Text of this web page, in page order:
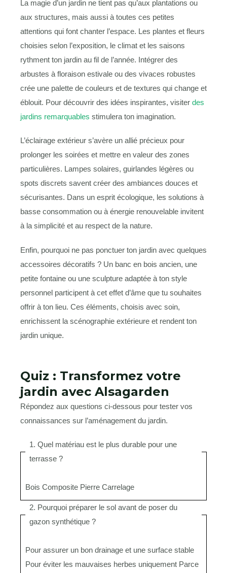
La magie d’un jardin ne tient pas qu’aux plantations ou
aux structures, mais aussi à toutes ces petites
attentions qui font chanter l’espace. Les plantes et fleurs
choisies selon l’exposition, le climat et les saisons
rythment ton jardin au fil de l’année. Intégrer des
arbustes à floraison estivale ou des vivaces robustes
crée une palette de couleurs et de textures qui change et
éblouit. Pour découvrir des idées inspirantes, visiter des
jardins remarquables stimulera ton imagination.
L’éclairage extérieur s’avère un allié précieux pour
prolonger les soirées et mettre en valeur des zones
particulières. Lampes solaires, guirlandes légères ou
spots discrets savent créer des ambiances douces et
sécurisantes. Dans un esprit écologique, les solutions à
basse consommation ou à énergie renouvelable invitent
à la simplicité et au respect de la nature.
Enfin, pourquoi ne pas ponctuer ton jardin avec quelques
accessoires décoratifs ? Un banc en bois ancien, une
petite fontaine ou une sculpture adaptée à ton style
personnel participent à cet effet d’âme que tu souhaites
offrir à ton lieu. Ces éléments, choisis avec soin,
enrichissent la scénographie extérieure et rendent ton
jardin unique.
Quiz : Transformez votre
jardin avec Alsagarden
Répondez aux questions ci-dessous pour tester vos
connaissances sur l’aménagement du jardin.
1. Quel matériau est le plus durable pour une
terrasse ?
Bois Composite Pierre Carrelage
2. Pourquoi préparer le sol avant de poser du
gazon synthétique ?
Pour assurer un bon drainage et une surface stable
Pour éviter les mauvaises herbes uniquement Parce